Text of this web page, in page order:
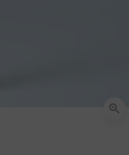
zoom_in